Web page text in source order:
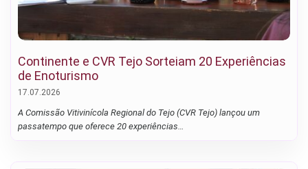
Continente e CVR Tejo Sorteiam 20 Experiências
de Enoturismo
17.07.2026
A Comissão Vitivinícola Regional do Tejo (CVR Tejo) lançou um
passatempo que oferece 20 experiências…